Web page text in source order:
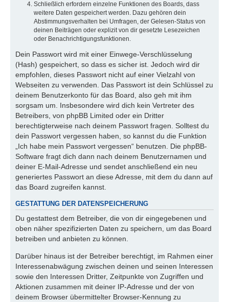
Schließlich erfordern einzelne Funktionen des Boards, dass
weitere Daten gespeichert werden. Dazu gehören dein
Abstimmungsverhalten bei Umfragen, der Gelesen-Status von
deinen Beiträgen oder explizit von dir gesetzte Lesezeichen
oder Benachrichtigungsfunktionen.
Dein Passwort wird mit einer Einwege-Verschlüsselung
(Hash) gespeichert, so dass es sicher ist. Jedoch wird dir
empfohlen, dieses Passwort nicht auf einer Vielzahl von
Webseiten zu verwenden. Das Passwort ist dein Schlüssel zu
deinem Benutzerkonto für das Board, also geh mit ihm
sorgsam um. Insbesondere wird dich kein Vertreter des
Betreibers, von phpBB Limited oder ein Dritter
berechtigterweise nach deinem Passwort fragen. Solltest du
dein Passwort vergessen haben, so kannst du die Funktion
„Ich habe mein Passwort vergessen“ benutzen. Die phpBB-
Software fragt dich dann nach deinem Benutzernamen und
deiner E-Mail-Adresse und sendet anschließend ein neu
generiertes Passwort an diese Adresse, mit dem du dann auf
das Board zugreifen kannst.
GESTATTUNG DER DATENSPEICHERUNG
Du gestattest dem Betreiber, die von dir eingegebenen und
oben näher spezifizierten Daten zu speichern, um das Board
betreiben und anbieten zu können.
Darüber hinaus ist der Betreiber berechtigt, im Rahmen einer
Interessenabwägung zwischen deinen und seinen Interessen
sowie den Interessen Dritter, Zeitpunkte von Zugriffen und
Aktionen zusammen mit deiner IP-Adresse und der von
deinem Browser übermittelter Browser-Kennung zu